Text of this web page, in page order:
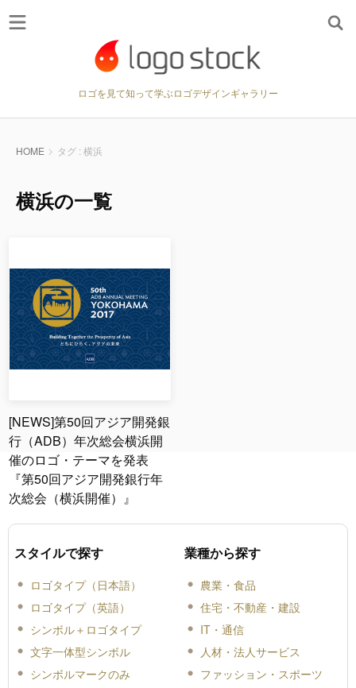
ロゴを見て知って学ぶロゴデザインギャラリー
HOME タグ : 横浜
横浜の一覧
[NEWS]第50回アジア開発銀
行（ADB）年次総会横浜開
催のロゴ・テーマを発表
『第50回アジア開発銀行年
次総会（横浜開催）』
スタイルで探す
ロゴタイプ（日本語）
ロゴタイプ（英語）
シンボル＋ロゴタイプ
文字一体型シンボル
シンボルマークのみ
業種から探す
農業・食品
住宅・不動産・建設
IT・通信
人材・法人サービス
ファッション・スポーツ